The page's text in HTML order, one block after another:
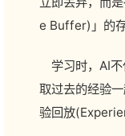
e Buffer)」的存
学习时，AI
取过去的经验
验回放